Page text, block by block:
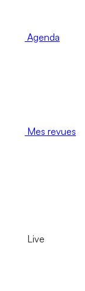
Agenda
Mes revues
Live